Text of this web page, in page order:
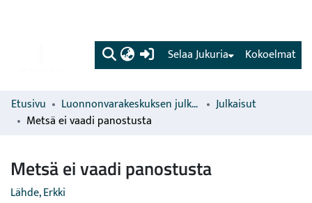
(current) Kokoelmat
Selaa Jukuria
Etusivu Luonnonvarakeskuksen julkaisut
Julkaisut
Metsä ei vaadi panostusta
Metsä ei vaadi panostusta
Lähde, Erkki